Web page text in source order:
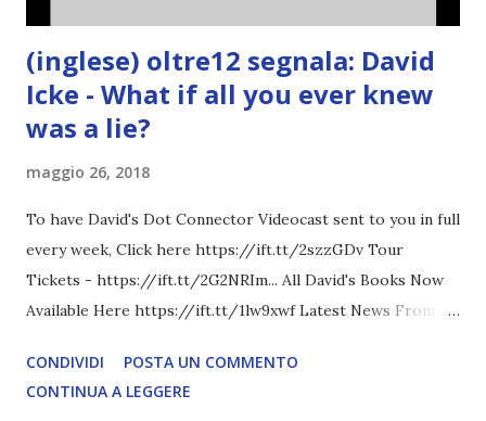
(inglese) oltre12 segnala: David
Icke - What if all you ever knew
was a lie?
maggio 26, 2018
To have David's Dot Connector Videocast sent to you in full
every week, Click here https://ift.tt/2szzGDv Tour
Tickets - https://ift.tt/2G2NRIm... All David's Books Now
Available Here https://ift.tt/1lw9xwf Latest News From
COMPLETO - fonte
CONDIVIDI
POSTA UN COMMENTO
CONTINUA A LEGGERE